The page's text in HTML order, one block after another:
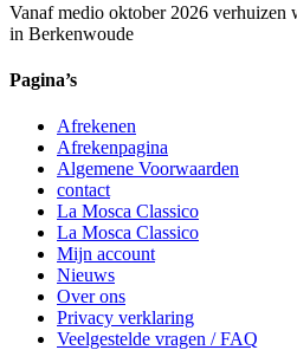
Vanaf medio oktober 2026 verhuizen
in Berkenwoude
Pagina’s
Afrekenen
Afrekenpagina
Algemene Voorwaarden
contact
La Mosca Classico
La Mosca Classico
Mijn account
Nieuws
Over ons
Privacy verklaring
Veelgestelde vragen / FAQ